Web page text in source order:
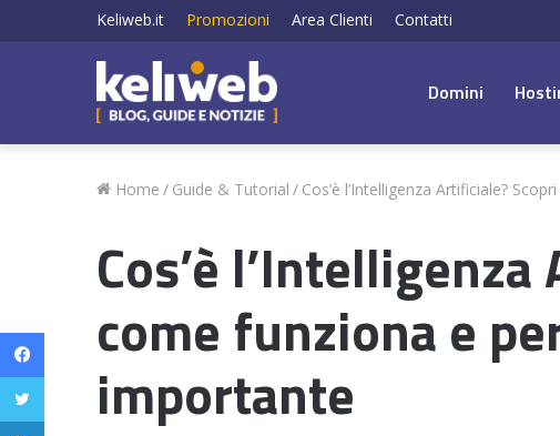
Keliweb.it Promozioni Area Clienti Contatti
Domini
Home / Guide & Tutorial / Cos’è l’Intelligenza Artificiale?
Cos’è
come funziona e
importante
Facebook
Twitter
LinkedIn